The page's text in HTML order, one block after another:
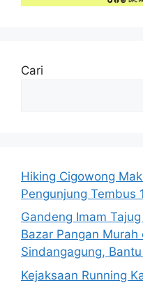
Cari
Hiking Cigowong
Pengunjung Tembus
Gandeng Imam
Bazar Pangan Murah
Sindangagung,
Kejaksaan Running